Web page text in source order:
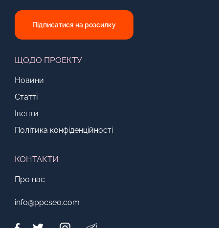
Підписатися на розсилку
ЩОДО ПРОЕКТУ
Новини
Статті
Івенти
Політика конфіденційності
КОНТАКТИ
Про нас
info@ppcseo.com